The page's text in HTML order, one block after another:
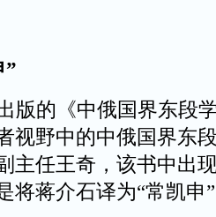
”
版的《中俄国界东段
视野中的中俄国界东
主任王奇，该书中出
将蒋介石译为“常凯申